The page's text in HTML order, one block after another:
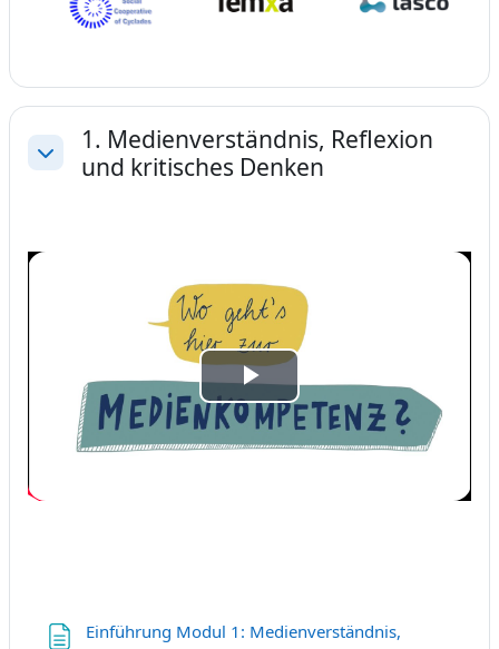
Einklappen
1. Medienverständnis, Reflexion
und kritisches Denken
Video
abspielen
Einführung Modul 1: Medienverständnis,